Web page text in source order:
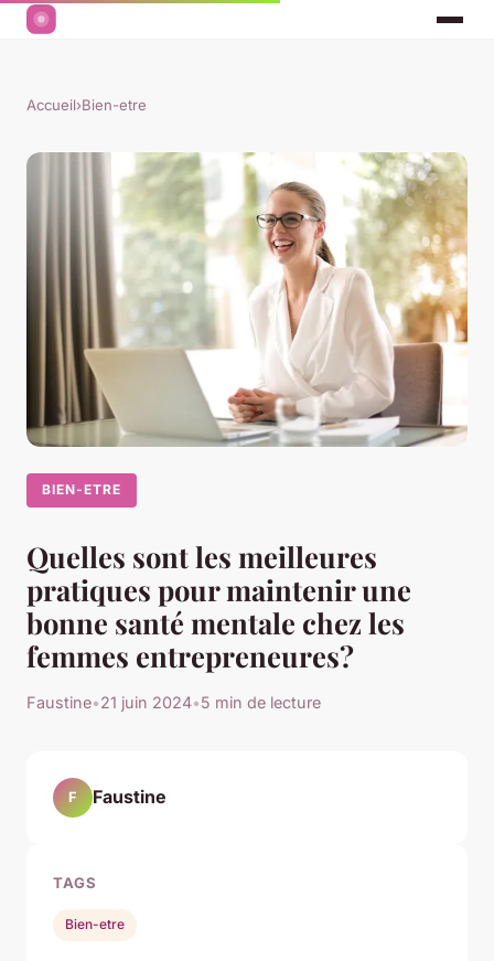
Accueil›Bien-etre
BIEN-ETRE
Quelles sont les meilleures
pratiques pour maintenir une
bonne santé mentale chez les
femmes entrepreneures?
Faustine•21 juin 2024•5 min de lecture
F Faustine
TAGS
Bien-etre